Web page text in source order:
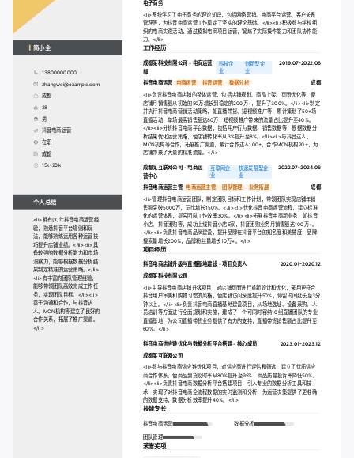
简小全
13800000000
zhangwei@example.com
成都
28
男
抖音电商运营
在职
成都
15k-20k
个人总结
<li>拥有[X]年抖音电商运营经
验，熟悉抖音平台规则和玩
法，能够熟练运用各种运营技
巧提升店铺业绩。</li><li>具
备较强的数据分析能力和市场
洞察力，能够根据数据分析结
果制定精准的运营策略。</li>
<li>有丰富的团队管理经验，
能够带领团队高效完成工作任
务，实现团队目标。</li><li>
善于沟通和合作，与抖音达
人、MCN机构等建立了良好的
合作关系，拓展了推广渠道。
</li>
电子商务
<li>系统学习了电子商务的理论知识，包括网络营销、电商平台运营、客户关系
管理等，为抖音电商运营工作奠定了坚实的理论基础。</li><li>积极参与学校组
织的电商实践活动，通过模拟电商项目运营，锻炼了实际操作能力和团队协作能
力。</li>
工作经历
成都某科技有限公司 - 电商运营
部
科技企
业
创新型企
业
2019.07-2022.06
抖音电商运营 电商运营 抖音运营 数据分析
成都
<li>负责抖音电商店铺的整体运营，包括店铺规划、商品上架、页面优化等，使
店铺月销售额从初始的50万增长到稳定的200万+，提升了300%。</li><li>制定
并执行抖音电商营销活动策略，如直播带货、短视频推广等，累计策划了50+场
直播活动，单场最高销售额达80万，短视频推广带来的流量占比提升至40%。
</li><li>分析抖音电商平台数据，包括用户行为数据、销售数据等，根据数据分
析结果优化运营策略，使店铺转化率从3%提升至8%。</li><li>与抖音达人、
MCN机构等合作，拓展推广渠道，累计合作达人100+，合作MCN机构20+，为
店铺带来了大量的精准流量。</li>
成都某互联网公司 - 电商运
营中心
互联网企
业
快速发展型企
业
2022.07-2024.06
抖音电商运营主管 电商运营主管 团队管理 业务拓展 成都
<li>管理抖音电商运营团队，制定团队目标和工作计划，带领团队实现店铺年销
售额突破5000万，同比增长150%。</li><li>优化抖音电商运营流程，建立标准
化的运营体系，提高团队工作效率30%。</li><li>拓展抖音电商新业务，如抖音
小店、抖音团购等，成功上线抖音小店5家，抖音团购业务月销售额达100万+。
</li><li>负责抖音电商品牌建设，提升品牌在抖音平台的知名度和美誉度，品牌
搜索量增长200%，品牌粉丝量增长10万+。</li>
项目经历
抖音电商店铺升级与直播基地建设 - 项目负责人 2020.01-2020.12
成都某科技有限公司
<li>主导抖音电商店铺升级项目，对店铺页面进行重新设计和优化，采用更符合
抖音用户审美和购物习惯的风格，使店铺访问深度提升50%，停留时间延长至3分
钟以上。</li><li>负责抖音电商直播基地建设项目，从场地选址、设备采购、人
员培训等方面进行全面规划和实施，建成了一个可同时容纳10组直播团队的专业
直播基地，为公司直播带货业务提供了有力的支持，直播带货销售额占比提升至
60%。</li>
抖音电商供应链优化与数据分析平台搭建 - 核心成员
2023.01-2023.12
成都某互联网公司
<li>参与抖音电商供应链优化项目，对供应商进行评估和筛选，建立了优质供应
商合作体系，使商品到货及时率从80%提升至95%，商品质量投诉率降低50%。
</li><li>负责抖音电商数据分析平台搭建项目，引入专业的数据分析工具和技
术，实现了对抖音电商全流程数据的实时监测和分析，为运营决策提供了更准确
的数据支持，数据分析效率提升40%。</li>
技能专长
抖音电商运营 数据分析
团队管理
荣誉奖项